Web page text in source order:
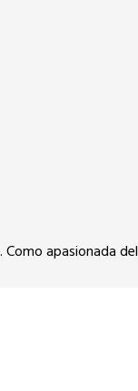
apasionada del